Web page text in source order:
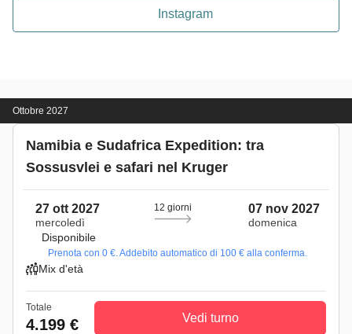
Instagram
Ottobre 2027
Namibia e Sudafrica Expedition: tra
Sossusvlei e safari nel Kruger
27 ott 2027
mercoledì
12 giorni 07 nov 2027
domenica
Disponibile
Prenota con 0 €. Addebito automatico di 100 € alla conferma.
Mix d'età
Totale
4.199 € Vedi turno